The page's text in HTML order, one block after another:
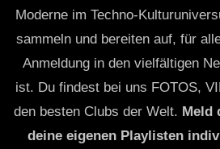
Moderne im Techno-
sammeln und bereiten auf, für
Anmeldung in den vielfältigen
ist. Du findest bei uns FOTOS,
den besten Clubs der Welt. Meld
deine eigenen Playlisten